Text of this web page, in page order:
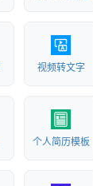
视频转文字
个人简历模板